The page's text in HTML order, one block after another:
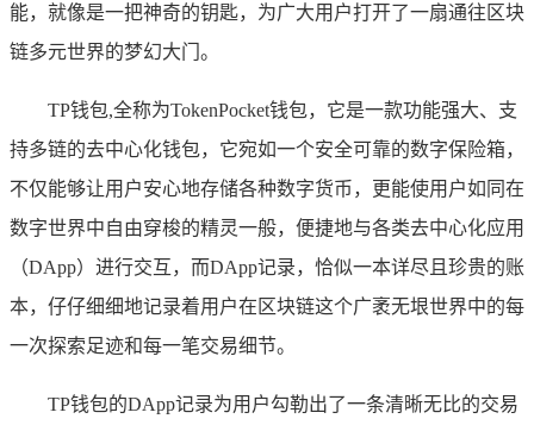
能，就像是一把神奇的钥匙，为广大用户打开了一扇通往区块
链多元世界的梦幻大门。
TP钱包,全称为TokenPocket钱包，它是一款功能强大、支
持多链的去中心化钱包，它宛如一个安全可靠的数字保险箱，
不仅能够让用户安心地存储各种数字货币，更能使用户如同在
数字世界中自由穿梭的精灵一般，便捷地与各类去中心化应用
（DApp）进行交互，而DApp记录，恰似一本详尽且珍贵的账
本，仔仔细细地记录着用户在区块链这个广袤无垠世界中的每
一次探索足迹和每一笔交易细节。
TP钱包的DApp记录为用户勾勒出了一条清晰无比的交易